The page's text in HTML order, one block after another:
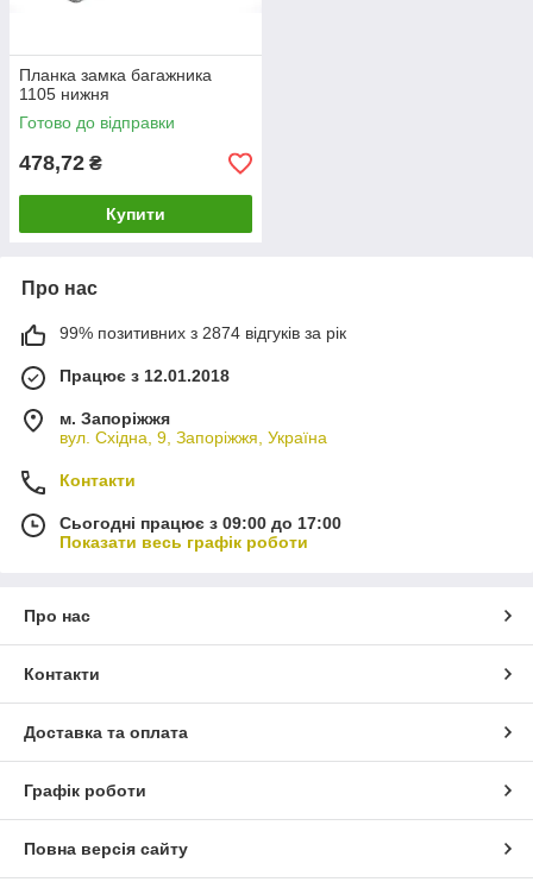
Планка замка багажника
1105 нижня
Готово до відправки
478,72 ₴
Купити
Про нас
99% позитивних з 2874 відгуків за рік
Працює з 12.01.2018
м. Запоріжжя
вул. Східна, 9, Запоріжжя, Україна
Контакти
Сьогодні працює з 09:00 до 17:00
Показати весь графік роботи
Про нас
Контакти
Доставка та оплата
Графік роботи
Повна версія сайту